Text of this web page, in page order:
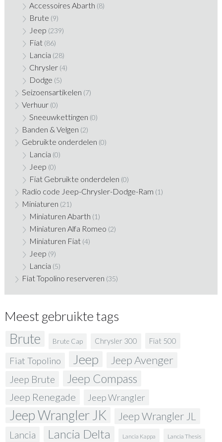
Accessoires Abarth (8)
Brute (9)
Jeep (239)
Fiat (86)
Lancia (28)
Chrysler (4)
Dodge (5)
Seizoensartikelen (7)
Verhuur (0)
Sneeuwkettingen (0)
Banden & Velgen (2)
Gebruikte onderdelen (0)
Lancia (0)
Jeep (0)
Fiat Gebruikte onderdelen (0)
Radio code Jeep-Chrysler-Dodge-Ram (1)
Miniaturen (21)
Miniaturen Abarth (1)
Miniaturen Alfa Romeo (2)
Miniaturen Fiat (4)
Jeep (9)
Lancia (5)
Fiat Topolino reserveren (35)
Meest gebruikte tags
Brute Brute Cap Chrysler 300 Fiat 500
Fiat Topolino Jeep Jeep Avenger
Jeep Brute Jeep Compass
Jeep Renegade Jeep Wrangler
Jeep Wrangler JK Jeep Wrangler JL
Lancia Lancia Delta Lancia Kappa Lancia Thesis